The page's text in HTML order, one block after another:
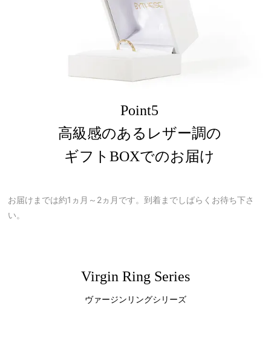
Point5
高級感のあるレザー調の
ギフトBOXでのお届け
お届けまでは約1ヵ月～2ヵ月です。到着までしばらくお待ち下さ
い。
Virgin Ring Series
ヴァージンリングシリーズ